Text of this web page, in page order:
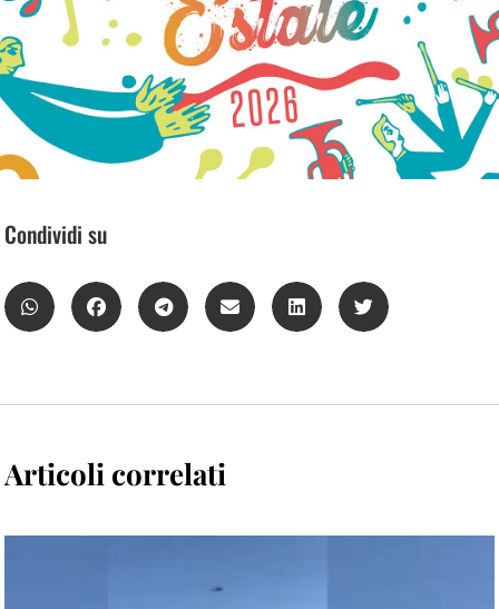
Condividi su
Articoli correlati